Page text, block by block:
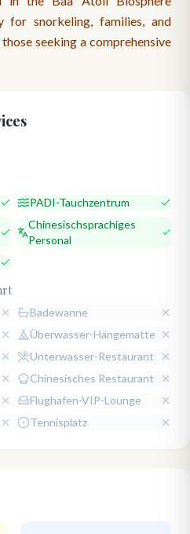
for snorkeling, families, and
seeking a comprehensive
PADI-Tauchzentrum
Chinesischsprachiges
Personal
Badewanne
Überwasser-Hängematte
Unterwasser-Restaurant
Chinesisches Restaurant
Flughafen-VIP-Lounge
Tennisplatz